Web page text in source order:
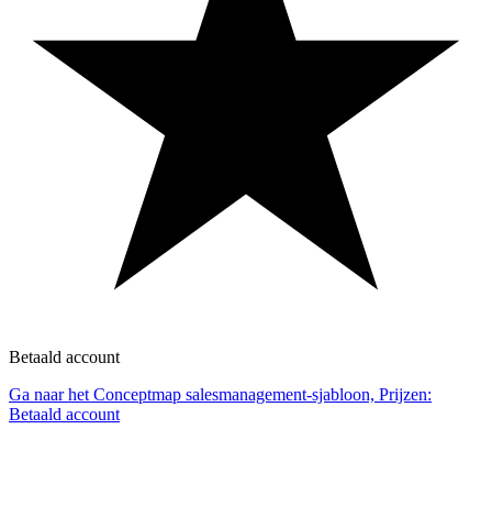
Betaald account
Ga naar het Conceptmap salesmanagement-sjabloon, Prijzen:
Betaald account